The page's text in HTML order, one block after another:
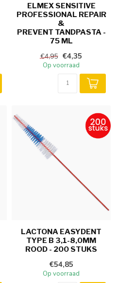
ELMEX SENSITIVE
PROFESSIONAL REPAIR
&
PREVENT TANDPASTA -
75 ML
€4,95 €4,35
Op voorraad
LACTONA EASYDENT
TYPE B 3,1-8,0MM
ROOD - 200 STUKS
€54,85
Op voorraad